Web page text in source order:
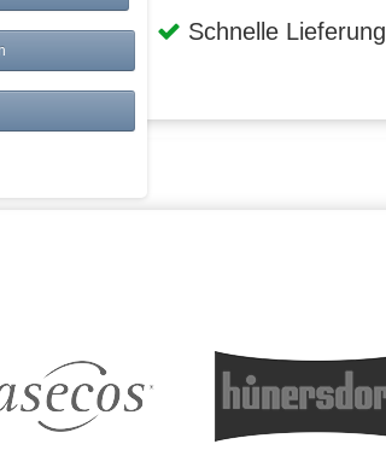
Schnelle Lieferung